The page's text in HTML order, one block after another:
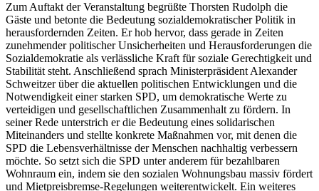
Zum Auftakt der Veranstaltung begrüßte Thorsten Rudolph die
Gäste und betonte die Bedeutung sozialdemokratischer Politik in
herausfordernden Zeiten. Er hob hervor, dass gerade in Zeiten
zunehmender politischer Unsicherheiten und Herausforderungen die
Sozialdemokratie als verlässliche Kraft für soziale Gerechtigkeit und
Stabilität steht. Anschließend sprach Ministerpräsident Alexander
Schweitzer über die aktuellen politischen Entwicklungen und die
Notwendigkeit einer starken SPD, um demokratische Werte zu
verteidigen und gesellschaftlichen Zusammenhalt zu fördern. In
seiner Rede unterstrich er die Bedeutung eines solidarischen
Miteinanders und stellte konkrete Maßnahmen vor, mit denen die
SPD die Lebensverhältnisse der Menschen nachhaltig verbessern
möchte. So setzt sich die SPD unter anderem für bezahlbaren
Wohnraum ein, indem sie den sozialen Wohnungsbau massiv fördert
und Mietpreisbremse-Regelungen weiterentwickelt. Ein weiteres